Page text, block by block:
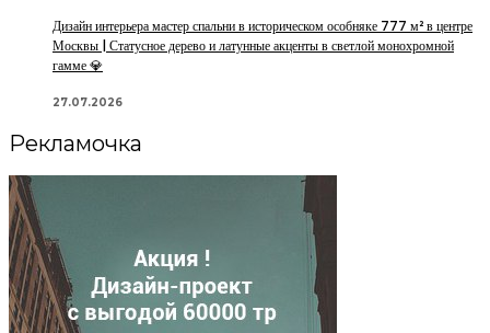
Дизайн интерьера мастер спальни в историческом особняке 777 м² в центре
Москвы | Статусное дерево и латунные акценты в светлой монохромной
гамме 💎
27.07.2026
Рекламочка